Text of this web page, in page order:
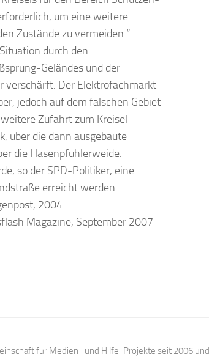
um eine weite­re
Zustände zu ver­meiden.“
durch den
Geländes und der
verschärft. Der Elektrofachmarkt
jedoch auf dem falschen Gebiet
Zufahrt zum Kreisel
über die dann ausgebau­te
die Hasenpfühlerweide.
so der SPD-Politi­ker, eine
erreicht werden.
2004
Magazine, September 2007
für Medien- und Hilfe-Projekte seit 2006 und